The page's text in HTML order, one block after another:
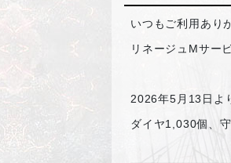
いつもご利用あり
リネージュMサー
2026年5月13日よ
ダイヤ1,030個、